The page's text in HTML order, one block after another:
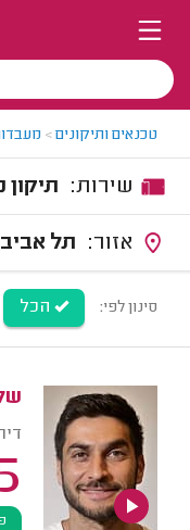
טכנאים ותיקונים>
תיקון
תל אביב
סינון לפי: הכל